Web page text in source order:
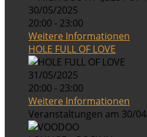
30/05/2025
20:00 - 23:00
Weitere Informationen
HOLE FULL OF LOVE
31/05/2025
20:00 - 23:00
Weitere Informationen
Veranstaltungen am 30/